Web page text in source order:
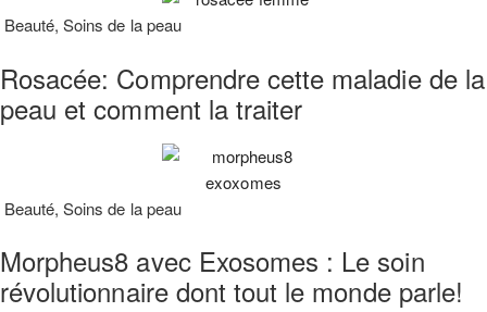
Beauté,Soins de la peau
Rosacée: Comprendre cette maladie de la
peau et comment la traiter
Beauté,Soins de la peau
Morpheus8 avec Exosomes : Le soin
révolutionnaire dont tout le monde parle!